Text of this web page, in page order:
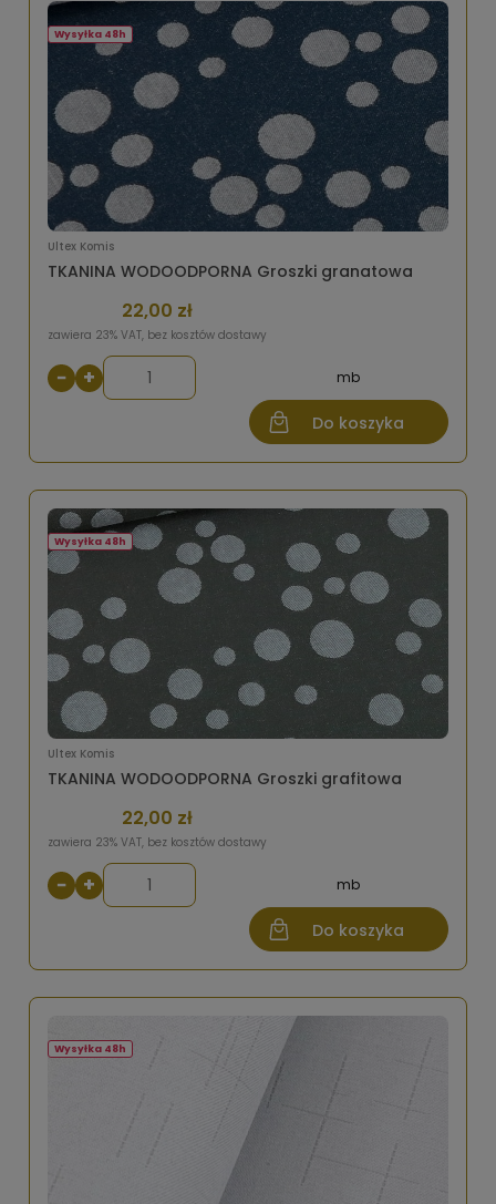
Ultex Komis
TKANINA WODOODPORNA Groszki granatowa
22,00 zł
zawiera 23% VAT, bez kosztów dostawy
− + mb
Do koszyka
Wysyłka 48h
Ultex Komis
TKANINA WODOODPORNA Groszki grafitowa
22,00 zł
zawiera 23% VAT, bez kosztów dostawy
− + mb
Do koszyka
Wysyłka 48h
Wysyłka 48h